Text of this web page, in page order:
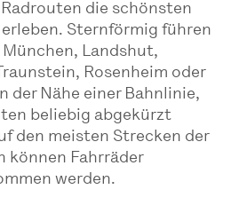
die schönsten
Sternförmig führen
Landshut,
Rosenheim oder
der Nähe einer Bahnlinie,
beliebig abgekürzt
den meisten Strecken der
können Fahrräder
werden.